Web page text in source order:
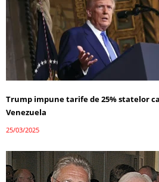
Trump impune tarife de 25% statelor
Venezuela
25/03/2025